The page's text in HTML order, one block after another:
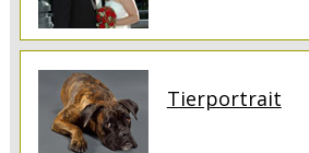
Tierportrait